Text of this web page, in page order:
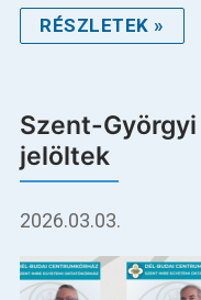
RÉSZLETEK »
Szent-
jelöltek
2026.03.03.